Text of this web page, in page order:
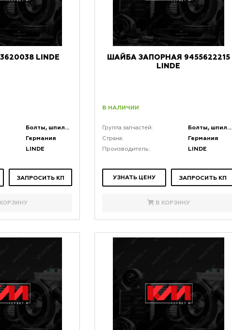
LINDE
Болты, шпильки, крепеж, коннекторы и кронштейны
Германия
LINDE
ЗАПРОСИТЬ КП
ШАЙБА ЗАПОРНАЯ 9455622215
LINDE
В НАЛИЧИИ
Группа запчастей: Болты, шпильки, крепеж, коннекторы и кронштейны
Страна: Германия
Производитель: LINDE
УЗНАТЬ ЦЕНУ ЗАПРОСИТЬ КП
В КОРЗИНУ